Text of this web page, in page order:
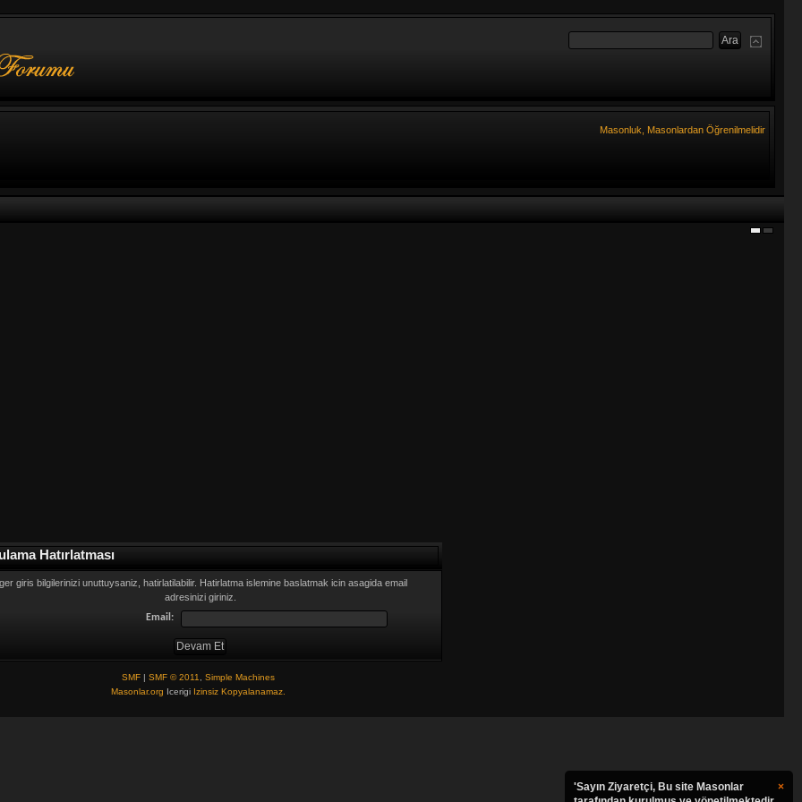
Masonluk, Masonlardan Öğrenilmelidir
Hatırlatması
giris bilgilerinizi unuttuysaniz, hatirlatilabilir. Hatirlatma islemine baslatmak icin asagida email
adresinizi giriniz.
Email:
SMF| SMF © 2011, Simple Machines
Masonlar.org Icerigi Izinsiz Kopyalanamaz.
×
'Sayın Ziyaretçi, Bu site Masonlar